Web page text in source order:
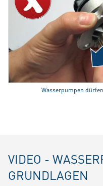
Wasserpumpen
VIDEO -
GRUNDLAGEN